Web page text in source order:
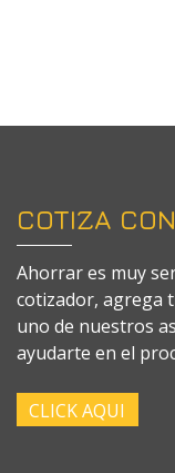
COTIZA
Ahorrar es muy
cotizador, agrega
uno de nuestros
ayudarte en el
CLICK AQUI